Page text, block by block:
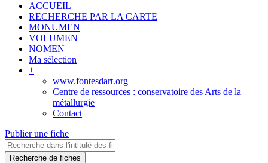
ACCUEIL
RECHERCHE PAR LA CARTE
MONUMEN
VOLUMEN
NOMEN
Ma sélection
+
www.fontesdart.org
Centre de ressources : conservatoire des Arts de la
métallurgie
Contact
Publier une fiche
Recherche de fiches